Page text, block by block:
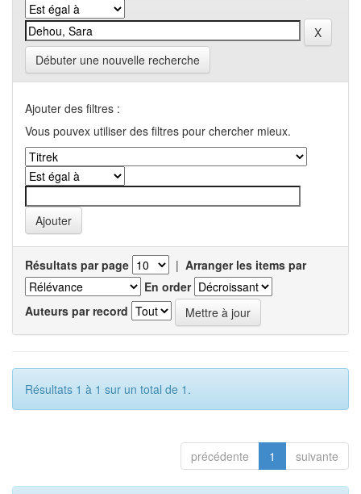
Débuter une nouvelle recherche
Ajouter des filtres :
Vous pouvex utiliser des filtres pour chercher mieux.
Résultats par page | Arranger les items par
En order
Auteurs par record
Résultats 1 à 1 sur un total de 1.
précédente 1 suivante